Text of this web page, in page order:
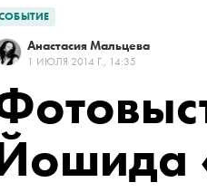
Анастасия Мальцева
1 ИЮЛЯ 2014 Г., 14:35